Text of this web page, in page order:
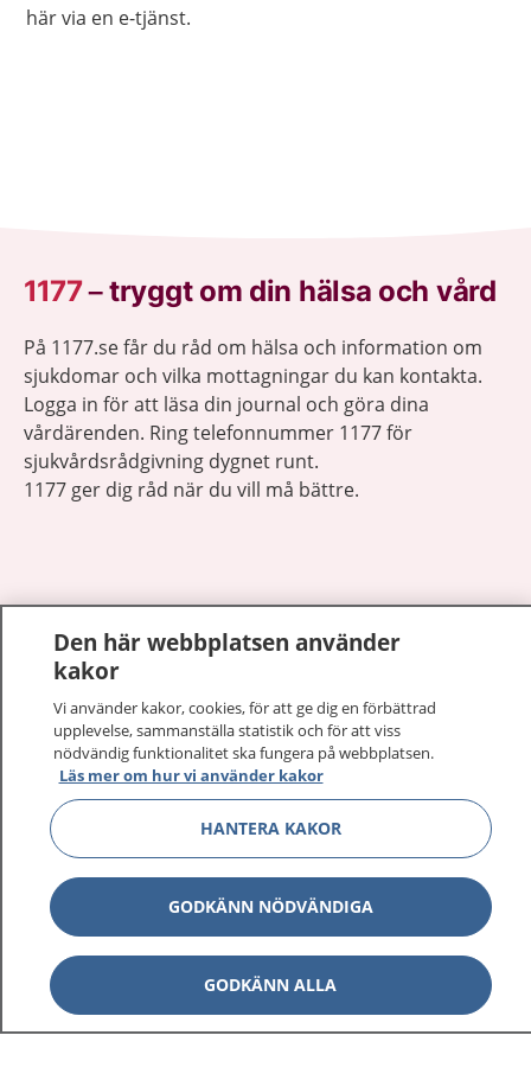
här via en e-tjänst.
1177–tryggt om din hälsa och vård
På 1177.se får du råd om hälsa och information om
sjukdomar och vilka mottagningar du kan kontakta.
Logga in för att läsa din journal och göra dina
vårdärenden. Ring telefonnummer 1177 för
sjukvårdsrådgivning dygnet runt.
1177 ger dig råd när du vill må bättre.
1177 på flera språk
Om 1177
Kontakt
Behandling av personuppgifter
Hantering av kakor
Inställningar för kakor
Den här webbplatsen använder
kakor
Vi använder kakor, cookies, för att ge dig en förbättrad
upplevelse, sammanställa statistik och för att viss
nödvändig funktionalitet ska fungera på webbplatsen.
Läs mer om hur vi använder kakor
HANTERA KAKOR
GODKÄNN NÖDVÄNDIGA
GODKÄNN ALLA